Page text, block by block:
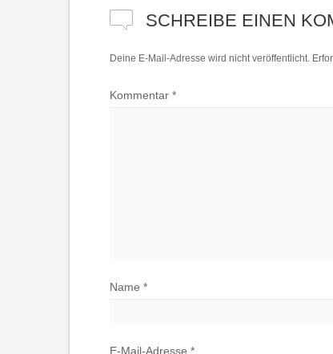
SCHREIBE EINEN
Deine E-Mail-Adresse wird nicht veröffentlicht.
Kommentar *
Name *
E-Mail-Adresse *